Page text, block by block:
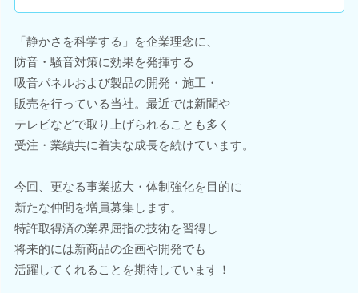
「静かさを科学する」を企業理念に、
防音・騒音対策に効果を発揮する
吸音パネルおよび製品の開発・施工・
販売を行っている当社。最近では新聞や
テレビなどで取り上げられることも多く
受注・業績共に着実な成長を続けています。
今回、更なる事業拡大・体制強化を目的に
新たな仲間を増員募集します。
特許取得済の業界屈指の技術を習得し
将来的には新商品の企画や開発でも
活躍してくれることを期待しています！